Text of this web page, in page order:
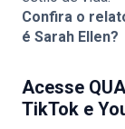
Confira o
é Sarah Ellen?
Acesse
TikTok e